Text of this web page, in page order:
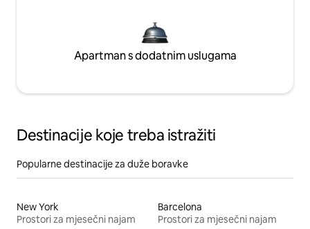
Apartman s dodatnim uslugama
Destinacije koje treba istražiti
Popularne destinacije za duže boravke
New York
Prostori za mjesečni najam
Barcelona
Prostori za mjesečni najam